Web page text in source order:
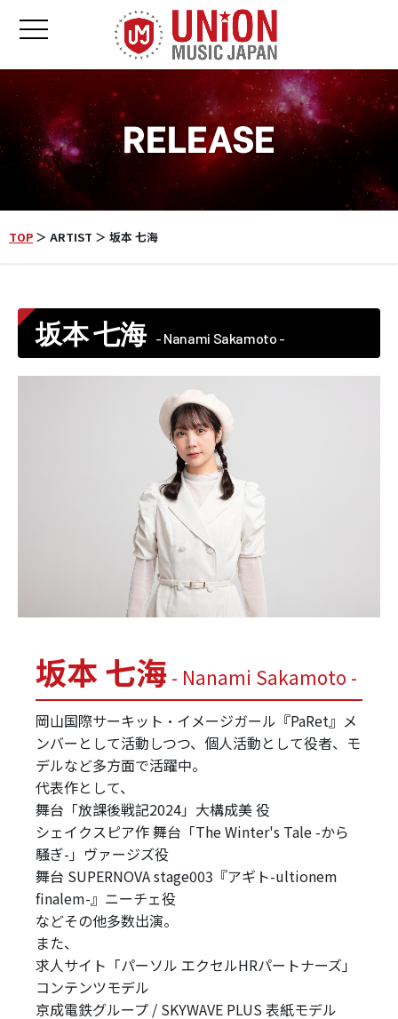
toggle navigation
RELEASE
TOP ＞ ARTIST ＞ 坂本 七海
坂本 七海 - Nanami Sakamoto -
坂本 七海 - Nanami Sakamoto -
岡山国際サーキット・イメージガール『PaRet』メ
ンバーとして活動しつつ、個人活動として役者、モ
デルなど多方面で活躍中。
代表作として、
舞台「放課後戦記2024」大構成美 役
シェイクスピア作 舞台「The Winter's Tale -から
騒ぎ-」ヴァージズ役
舞台 SUPERNOVA stage003『アギト-ultionem
finalem-』ニーチェ役
などその他多数出演。
また、
求人サイト「パーソル エクセルHRパートナーズ」
コンテンツモデル
京成電鉄グループ / SKYWAVE PLUS 表紙モデル